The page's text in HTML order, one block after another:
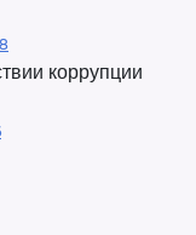
коррупции